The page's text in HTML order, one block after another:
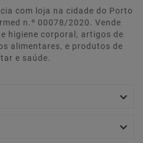
com loja na cidade do Porto
n.º 00078/2020. Vende
higiene corporal, artigos de
alimentares, e produtos de
e saúde.

